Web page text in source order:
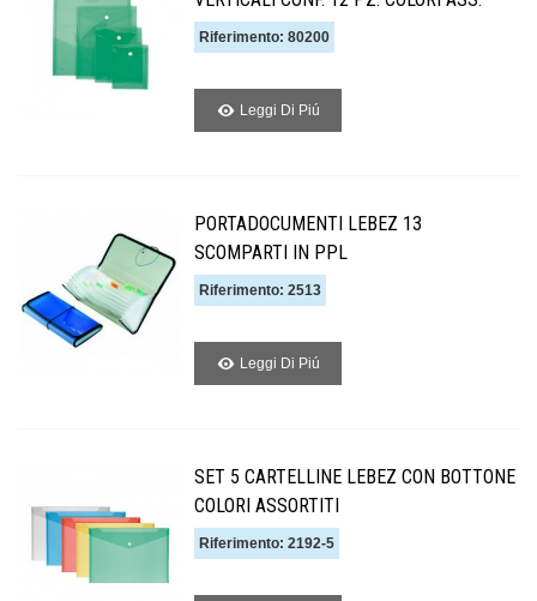
Riferimento: 80200
Leggi Di Piú
PORTADOCUMENTI LEBEZ 13
SCOMPARTI IN PPL
Riferimento: 2513
Leggi Di Piú
SET 5 CARTELLINE LEBEZ CON BOTTONE
COLORI ASSORTITI
Riferimento: 2192-5